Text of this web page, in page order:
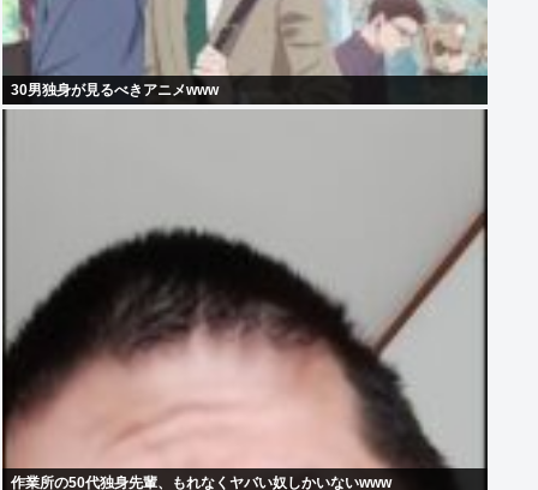
30男独身が見るべきアニメwww
作業所の50代独身先輩、もれなくヤバい奴しかいないwww